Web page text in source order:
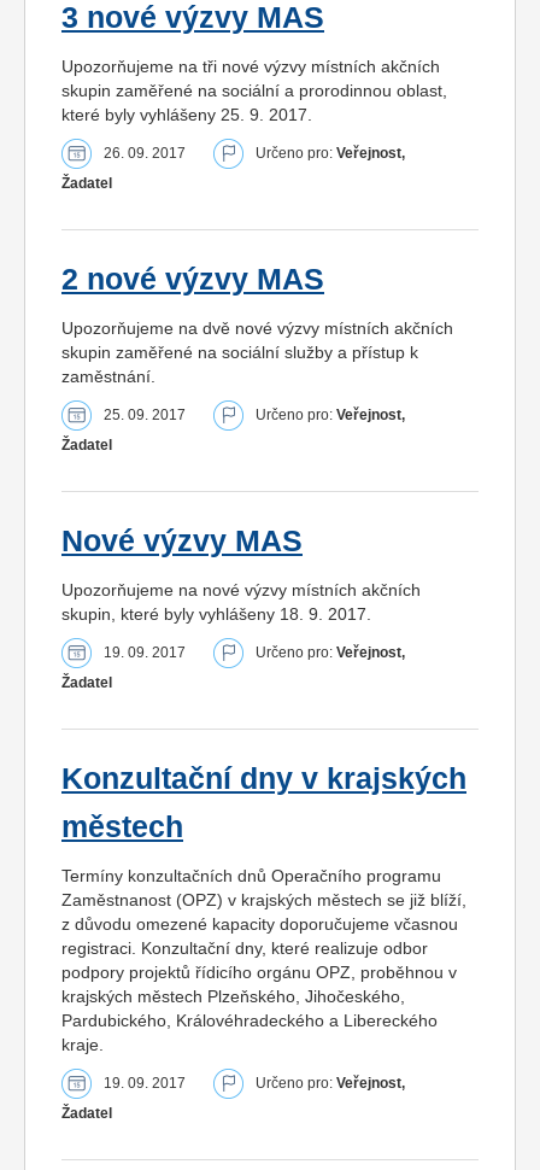
3 nové výzvy MAS
Upozorňujeme na tři nové výzvy místních akčních
skupin zaměřené na sociální a prorodinnou oblast,
které byly vyhlášeny 25. 9. 2017.
26. 09. 2017 Určeno pro: Veřejnost,
Žadatel
2 nové výzvy MAS
Upozorňujeme na dvě nové výzvy místních akčních
skupin zaměřené na sociální služby a přístup k
zaměstnání.
25. 09. 2017 Určeno pro: Veřejnost,
Žadatel
Nové výzvy MAS
Upozorňujeme na nové výzvy místních akčních
skupin, které byly vyhlášeny 18. 9. 2017.
19. 09. 2017 Určeno pro: Veřejnost,
Žadatel
Konzultační dny v krajských
městech
Termíny konzultačních dnů Operačního programu
Zaměstnanost (OPZ) v krajských městech se již blíží,
z důvodu omezené kapacity doporučujeme včasnou
registraci. Konzultační dny, které realizuje odbor
podpory projektů řídicího orgánu OPZ, proběhnou v
krajských městech Plzeňského, Jihočeského,
Pardubického, Královéhradeckého a Libereckého
kraje.
19. 09. 2017 Určeno pro: Veřejnost,
Žadatel